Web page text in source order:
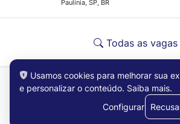
Paulínia, SP, BR
Todas as vagas
Usamos cookies para melhorar sua
e personalizar o conteúdo. Saiba mais.
Configurar